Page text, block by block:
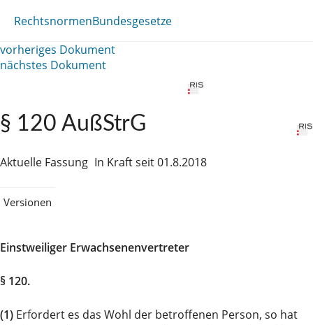
RechtsnormenBundesgesetze
vorheriges Dokument
nächstes Dokument
§ 120 AußStrG
Aktuelle Fassung In Kraft seit 01.8.2018
Versionen
Einstweiliger Erwachsenenvertreter
§ 120.
(1) Erfordert es das Wohl der betroffenen Person, so hat